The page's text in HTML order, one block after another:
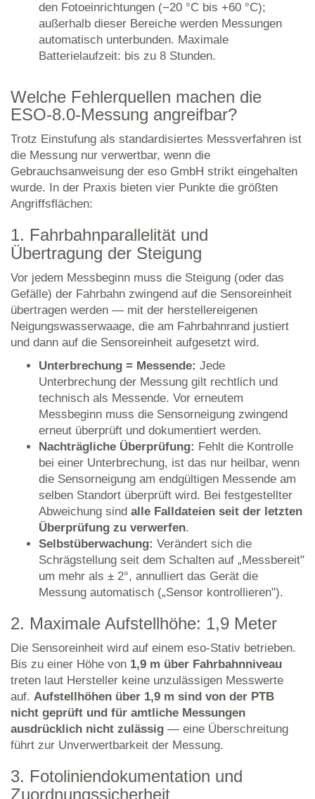
den Fotoeinrichtungen (−20 °C bis +60 °C);
außerhalb dieser Bereiche werden Messungen
automatisch unterbunden. Maximale
Batterielaufzeit: bis zu 8 Stunden.
Welche Fehlerquellen machen die
ESO-8.0-Messung angreifbar?
Trotz Einstufung als standardisiertes Messverfahren ist
die Messung nur verwertbar, wenn die
Gebrauchsanweisung der eso GmbH strikt eingehalten
wurde. In der Praxis bieten vier Punkte die größten
Angriffsflächen:
1. Fahrbahnparallelität und
Übertragung der Steigung
Vor jedem Messbeginn muss die Steigung (oder das
Gefälle) der Fahrbahn zwingend auf die Sensoreinheit
übertragen werden — mit der herstellereigenen
Neigungswasserwaage, die am Fahrbahnrand justiert
und dann auf die Sensoreinheit aufgesetzt wird.
Unterbrechung = Messende: Jede
Unterbrechung der Messung gilt rechtlich und
technisch als Messende. Vor erneutem
Messbeginn muss die Sensorneigung zwingend
erneut überprüft und dokumentiert werden.
Nachträgliche Überprüfung: Fehlt die Kontrolle
bei einer Unterbrechung, ist das nur heilbar, wenn
die Sensorneigung am endgültigen Messende am
selben Standort überprüft wird. Bei festgestellter
Abweichung sind alle Falldateien seit der letzten
Überprüfung zu verwerfen.
Selbstüberwachung: Verändert sich die
Schrägstellung seit dem Schalten auf „Messbereit"
um mehr als ± 2°, annulliert das Gerät die
Messung automatisch („Sensor kontrollieren").
2. Maximale Aufstellhöhe: 1,9 Meter
Die Sensoreinheit wird auf einem eso-Stativ betrieben.
Bis zu einer Höhe von 1,9 m über Fahrbahnniveau
treten laut Hersteller keine unzulässigen Messwerte
auf. Aufstellhöhen über 1,9 m sind von der PTB
nicht geprüft und für amtliche Messungen
ausdrücklich nicht zulässig — eine Überschreitung
führt zur Unverwertbarkeit der Messung.
3. Fotoliniendokumentation und
Zuordnungssicherheit